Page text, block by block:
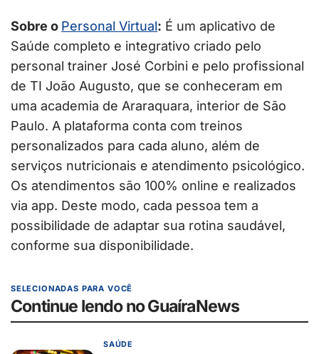
Sobre o Personal Virtual: É um aplicativo de
Saúde completo e integrativo criado pelo
personal trainer José Corbini e pelo profissional
de TI João Augusto, que se conheceram em
uma academia de Araraquara, interior de São
Paulo. A plataforma conta com treinos
personalizados para cada aluno, além de
serviços nutricionais e atendimento psicológico.
Os atendimentos são 100% online e realizados
via app. Deste modo, cada pessoa tem a
possibilidade de adaptar sua rotina saudável,
conforme sua disponibilidade.
SELECIONADAS PARA VOCÊ
Continue lendo no GuaíraNews
SAÚDE